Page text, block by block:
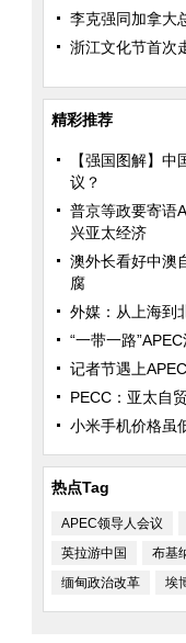
李克强同加拿大
浙江文化节首次
精彩推荐
【强国图解】
议？
普京等政要寄语
兴亚太经济
澳外长看好中澳
腐
外媒：从上海到
“一带一路
记者节遇上
PECC：亚太自
小米手机价格虽
热点Tag
APEC领导人会议
英拉游中国
布基
缅甸政治改革
埃